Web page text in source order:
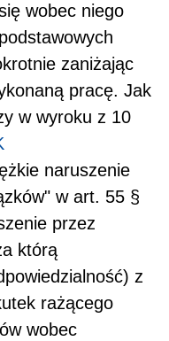
wobec niego
zaniżając
pracę. Jak
w wyroku z 10
naruszenie
w art. 55 §
przez
którą
z
rażącego
wobec